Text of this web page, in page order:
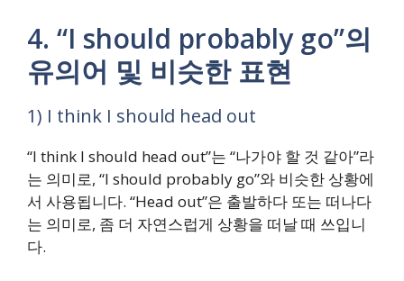
4. “I should probably go”의
유의어 및 비슷한 표현
1) I think I should head out
“I think I should head out”는 “나가야 할 것 같아”라
는 의미로, “I should probably go”와 비슷한 상황에
서 사용됩니다. “Head out”은 출발하다 또는 떠나다
는 의미로, 좀 더 자연스럽게 상황을 떠날 때 쓰입니
다.